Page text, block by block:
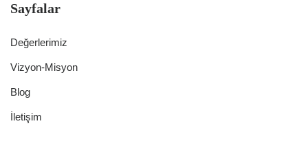
Sayfalar
Değerlerimiz
Vizyon-Misyon
Blog
İletişim